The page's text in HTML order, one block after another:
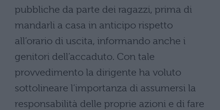
pubbliche da parte dei ragazzi, prima di
mandarli a casa in anticipo rispetto
all’orario di uscita, informando anche i
genitori dell’accaduto. Con tale
provvedimento la dirigente ha voluto
sottolineare l’importanza di assumersi la
responsabilità delle proprie azioni e di fare